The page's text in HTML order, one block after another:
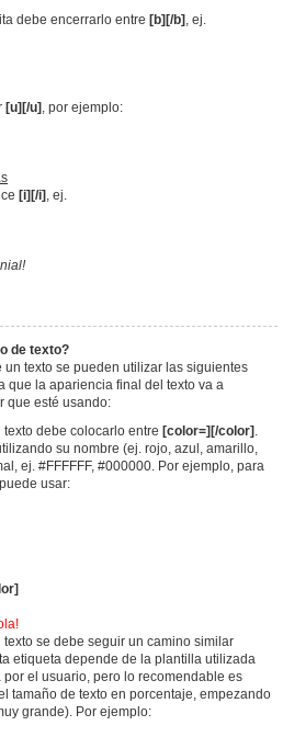
debe encerrarlo entre [b][/b] , ej.
[u][/u] , por ejemplo:
[i][/i] , ej.
de texto?
un texto se pueden utilizar las siguientes
que la apariencia final del texto va a
que esté usando:
debe colocarlo entre [color=][/color] .
su nombre (ej. rojo, azul, amarillo,
ej. #FFFFFF, #000000. Por ejemplo, para
usar:
se debe seguir un camino similar
etiqueta depende de la plantilla utilizada
el usuario, pero lo recomendable es
tamaño de texto en porcentaje, empezando
grande). Por ejemplo: